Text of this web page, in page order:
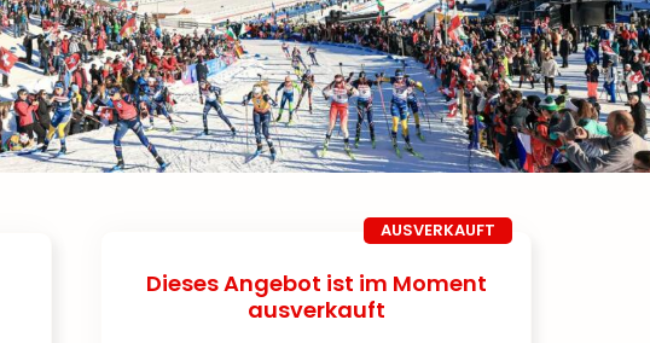
AUSVERKAUFT
Dieses Angebot ist im Moment
ausverkauft